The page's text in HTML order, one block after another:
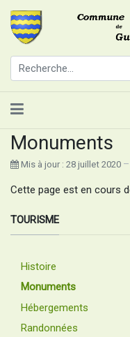
Monuments
Mis à jour : 28 juillet 2020
Cette page est en cours
TOURISME
Histoire
Monuments
Hébergements
Randonnées